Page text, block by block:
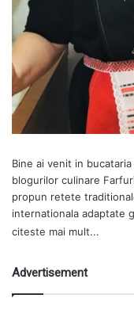
Bine ai venit in
blogurilor culinare
propun retete
internationala adaptate
citeste mai mult...
Advertisement